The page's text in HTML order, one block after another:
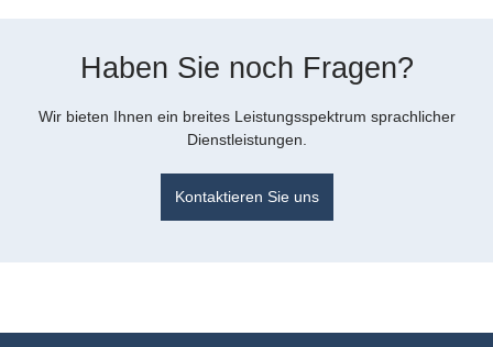
Haben Sie noch Fragen?
Wir bieten Ihnen ein breites Leistungsspektrum sprachlicher
Dienstleistungen.
Kontaktieren Sie uns